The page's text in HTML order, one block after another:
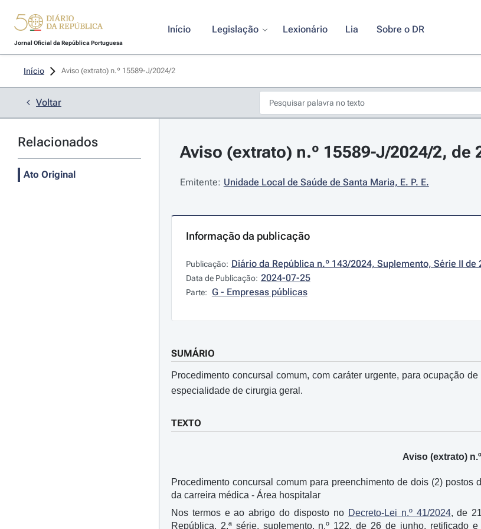
Jornal Oficial da República Portuguesa
Início Legislação Lexionário Lia Sobre o DR
Início Aviso (extrato) n.º 15589-J/2024/2
Voltar
Relacionados
Ato Original
Aviso (extrato) n.º 15589-J/2024/2, de
Emitente: Unidade Local de Saúde de Santa Maria, E. P. E.
Informação da publicação
Publicação: Diário da República n.º 143/2024, Suplemento, Série II de
Data de Publicação: 2024-07-25
Parte: G - Empresas públicas
SUMÁRIO
Procedimento concursal comum, com caráter urgente, para ocupação
especialidade de cirurgia geral.
TEXTO
Aviso (extrato)
Procedimento concursal comum para preenchimento de dois (2)
da carreira médica - Área hospitalar
Nos termos e ao abrigo do disposto no Decreto-Lei n.º 41/2024, de
República, 2.ª série, suplemento, n.º 122, de 26 de junho, retificado